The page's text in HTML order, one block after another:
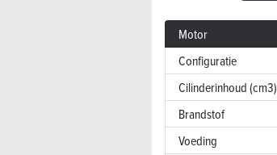
Motor
Configuratie
Cilinderinhoud (cm3)
Brandstof
Voeding